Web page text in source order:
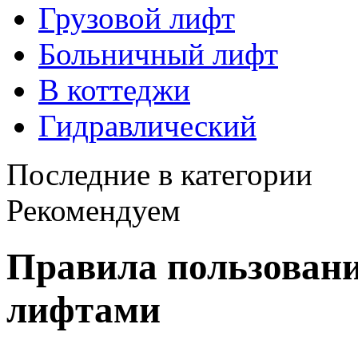
Грузовой лифт
Больничный лифт
В коттеджи
Гидравлический
Последние в категории
Рекомендуем
Правила
лифтами